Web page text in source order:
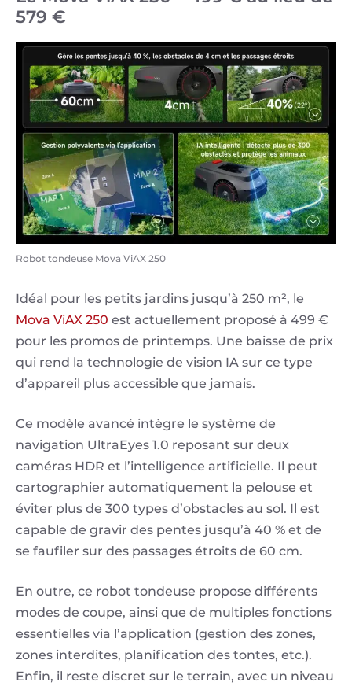
579 €
Robot tondeuse Mova ViAX 250
Idéal pour les petits jardins jusqu’à 250 m², le
Mova ViAX 250 est actuellement proposé à 499 €
pour les promos de printemps. Une baisse de prix
qui rend la technologie de vision IA sur ce type
d’appareil plus accessible que jamais.
Ce modèle avancé intègre le système de
navigation UltraEyes 1.0 reposant sur deux
caméras HDR et l’intelligence artificielle. Il peut
cartographier automatiquement la pelouse et
éviter plus de 300 types d’obstacles au sol. Il est
capable de gravir des pentes jusqu’à 40 % et de
se faufiler sur des passages étroits de 60 cm.
En outre, ce robot tondeuse propose différents
modes de coupe, ainsi que de multiples fonctions
essentielles via l’application (gestion des zones,
zones interdites, planification des tontes, etc.).
Enfin, il reste discret sur le terrain, avec un niveau